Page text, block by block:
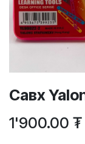
Савх
1'900.00 ₮